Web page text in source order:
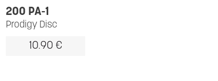
Prodigy Disc
200 PA-1
10.90 €